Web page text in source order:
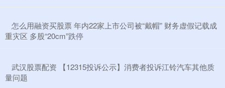
​怎么用融资买股票 年内22家上市公司被“戴帽” 财务虚假记载成
重灾区 多股“20cm”跌停
​武汉股票配资 【12315投诉公示】消费者投诉江铃汽车其他质
量问题